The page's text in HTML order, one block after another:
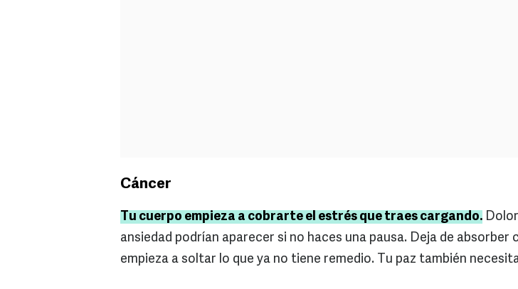
Cáncer
Tu cuerpo empieza a cobrarte el estrés que traes cargando.
ansiedad podrían aparecer si no haces una pausa. Deja de absorber
empieza a soltar lo que ya no tiene remedio. Tu paz también